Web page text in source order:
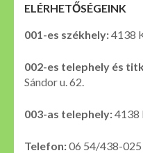
ELÉRHETŐSÉGEINK
001-es székhely:4138
002-es telephely és
Sándor u. 62.
003-as telephely:4138
Telefon:06 54/438-025